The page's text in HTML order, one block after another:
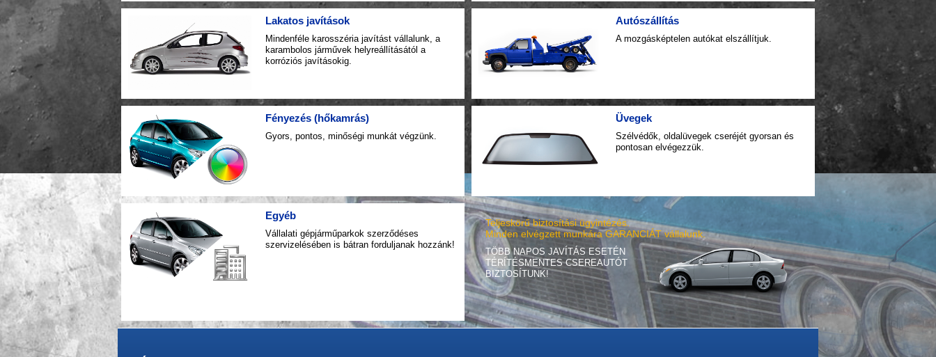
Lakatos javítások
Mindenféle karosszéria javítást vállalunk, a
karambolos járművek helyreállításától a
korróziós javításokig.
Autószállítás
A mozgásképtelen autókat elszállítjuk.
Fényezés (hőkamrás)
Gyors, pontos, minőségi munkát végzünk.
Üvegek
Szélvédők, oldalüvegek cseréjét gyorsan és
pontosan elvégezzük.
Egyéb
Vállalati gépjárműparkok szerződéses
szervizelésében is bátran forduljanak hozzánk!
Teljeskörű biztosítási ügyintézés.
Minden elvégzett munkára GARANCIÁT vállalunk.
TÖBB NAPOS JAVÍTÁS ESETÉN
TÉRÍTÉSMENTES CSEREAUTÓT
BIZTOSÍTUNK!